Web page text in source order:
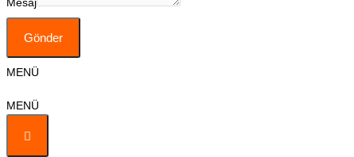
Gönder
MENÜ
MENÜ